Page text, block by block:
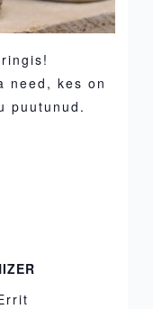
need, kes on
puutunud.